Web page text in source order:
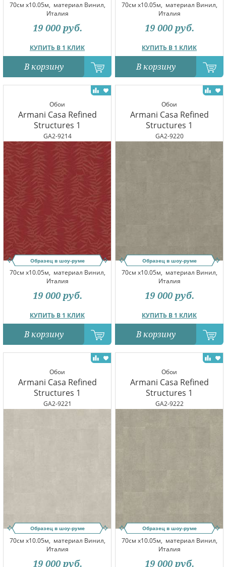
70см x10.05м, материал Винил,
Италия
КУПИТЬ В 1 КЛИК
19 000 руб.
В корзину
70см x10.05м, материал Винил,
Италия
КУПИТЬ В 1 КЛИК
19 000 руб.
В корзину
Обои
Armani Casa Refined
Structures 1
GA2-9214
Образец в шоу-руме
70см x10.05м, материал Винил,
Италия
КУПИТЬ В 1 КЛИК
19 000 руб.
В корзину
Обои
Armani Casa Refined
Structures 1
GA2-9220
Образец в шоу-руме
70см x10.05м, материал Винил,
Италия
КУПИТЬ В 1 КЛИК
19 000 руб.
В корзину
Обои
Armani Casa Refined
Structures 1
GA2-9221
Образец в шоу-руме
70см x10.05м, материал Винил,
Италия
19 000 руб.
Обои
Armani Casa Refined
Structures 1
GA2-9222
Образец в шоу-руме
70см x10.05м, материал Винил,
Италия
19 000 руб.